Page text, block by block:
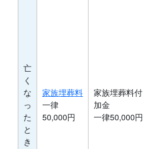
亡
く
な
っ
た
と
き
家族埋葬料
一律
50,000円
家族埋葬料付
加金
一律50,000円